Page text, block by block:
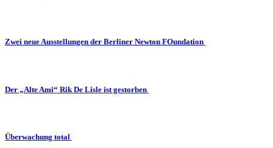
Zwei neue Ausstellungen der Berliner Newton FOundation
Der „Alte Ami“ Rik De Lisle ist gestorben
Überwachung total